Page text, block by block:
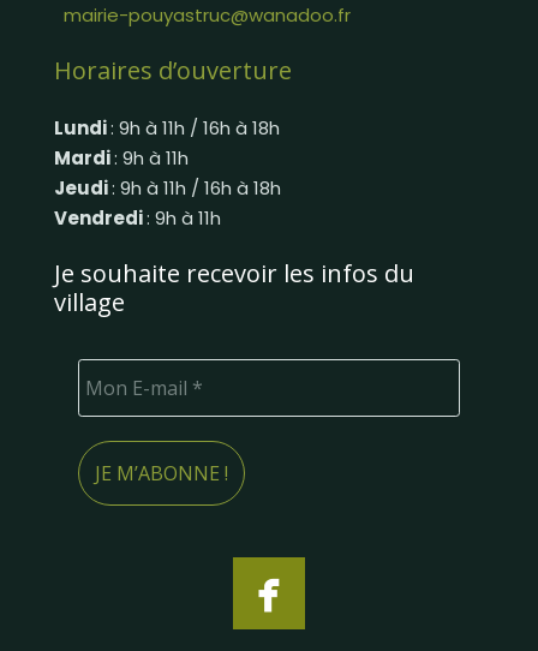
mairie-pouyastruc@wanadoo.fr
Horaires d’ouverture
Lundi: 9h à 11h / 16h à 18h
Mardi: 9h à 11h
Jeudi: 9h à 11h / 16h à 18h
Vendredi: 9h à 11h
Je souhaite recevoir les infos du
village